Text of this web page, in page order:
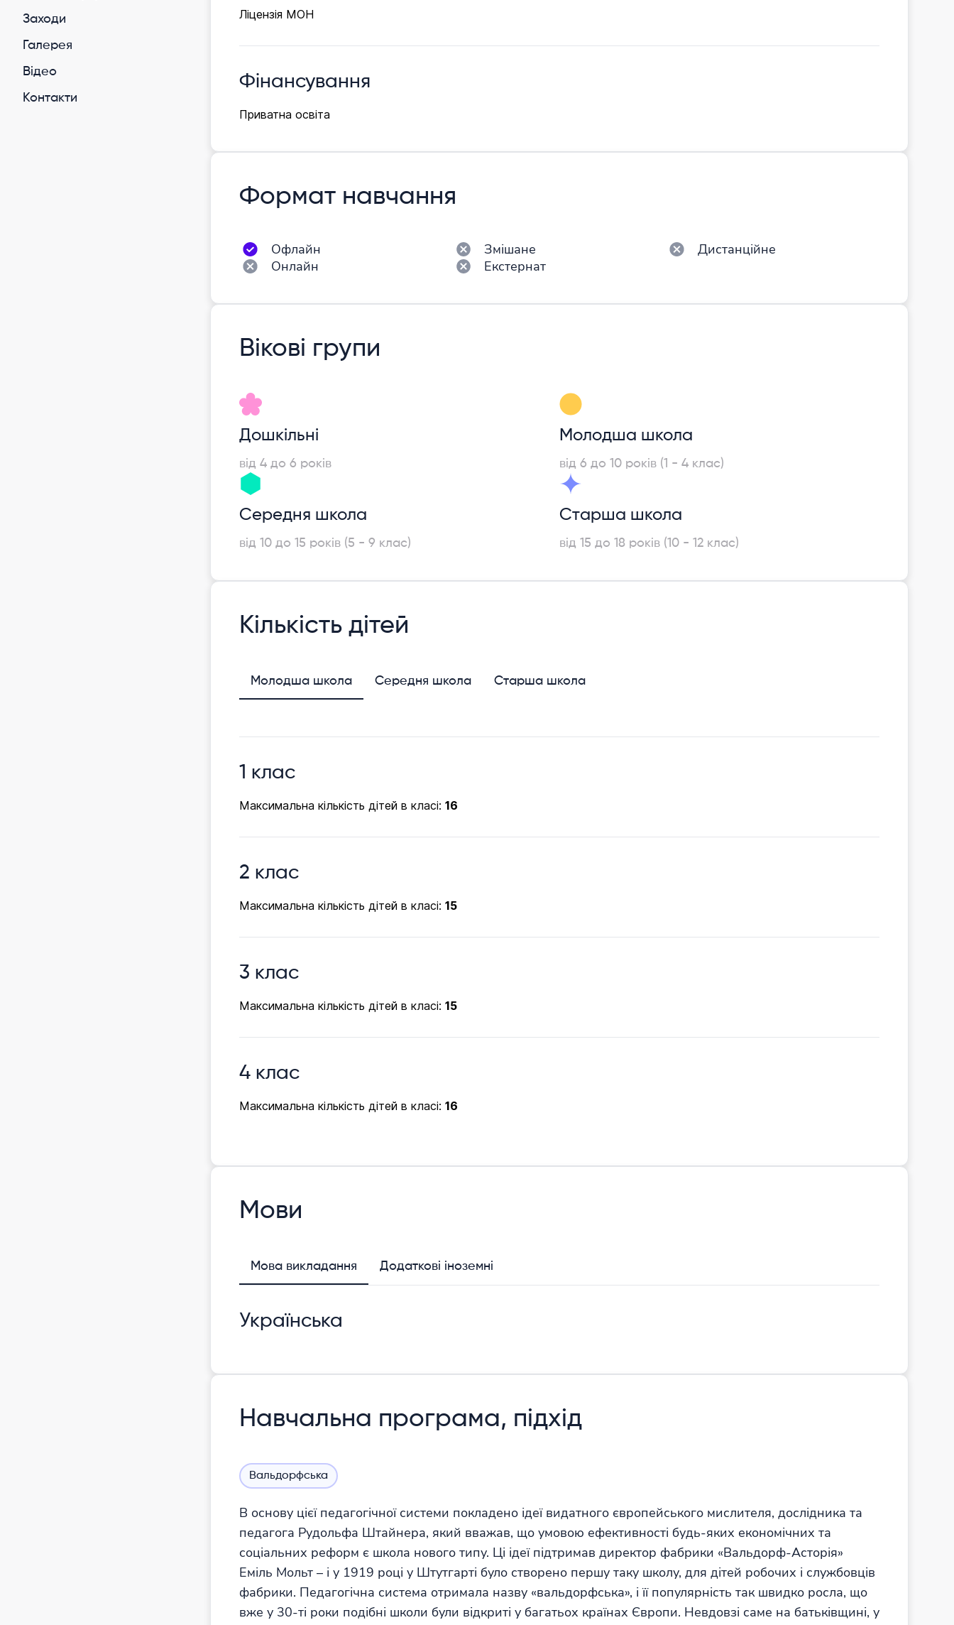
Заходи
Галерея
Відео
Контакти
Ліцензія МОН
Фінансування
Приватна освіта
Формат навчання
Офлайн Змішане
Дистанційне
Онлайн
Екстернат
Вікові групи
Дошкільні
від 4 до 6 років
Молодша школа
від 6 до 10 років (1 - 4 клас)
Середня школа
від 10 до 15 років (5 - 9 клас)
Старша школа
від 15 до 18 років (10 - 12 клас)
Кількість дітей
Молодша школа Середня школа Старша школа
1 клас
Максимальна кількість дітей в класі: 16
2 клас
Максимальна кількість дітей в класі: 15
3 клас
Максимальна кількість дітей в класі: 15
4 клас
Максимальна кількість дітей в класі: 16
Мови
Мова викладання Додаткові іноземні
Українська
Навчальна програма, підхід
Вальдорфська
В основу цієї педагогічної системи покладено ідеї видатного європейського мислителя, дослідника та
педагога Рудольфа Штайнера, який вважав, що умовою ефективності будь-яких економічних та
соціальних реформ є школа нового типу. Ці ідеї підтримав директор фабрики «Вальдорф-Асторія»
Еміль Мольт – і у 1919 році у Штутгарті було створено першу таку школу, для дітей робочих і службовців
фабрики. Педагогічна система отримала назву «вальдорфська», і її популярність так швидко росла, що
вже у 30-ті роки подібні школи були відкриті у багатьох країнах Європи. Невдовзі саме на батьківщині, у